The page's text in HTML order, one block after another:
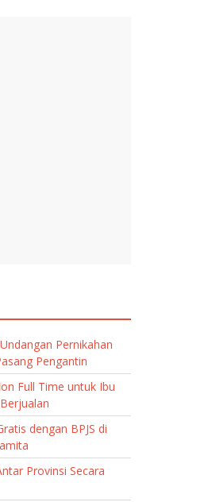
Pernikahan
Pengantin
Full Time untuk Ibu
dengan BPJS di
Provinsi Secara